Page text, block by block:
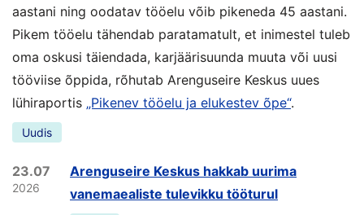
aastani ning oodatav tööelu võib pikeneda 45 aastani.
Pikem tööelu tähendab paratamatult, et inimestel tuleb
oma oskusi täiendada, karjäärisuunda muuta või uusi
tööviise õppida, rõhutab Arenguseire Keskus uues
lühiraportis „Pikenev tööelu ja elukestev õpe“.
Uudis
23.07
2026
Arenguseire Keskus hakkab uurima
vanemaealiste tulevikku tööturul